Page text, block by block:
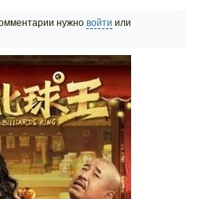
нужно войти или